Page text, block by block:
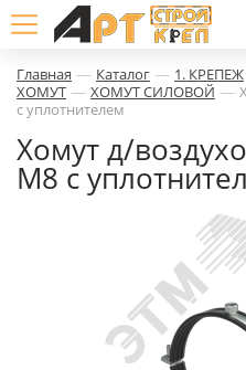
Главная — Каталог — 1. КРЕПЕЖ
ХОМУТ — ХОМУТ СИЛОВОЙ —
с уплотнителем
Хомут д/
М8 с